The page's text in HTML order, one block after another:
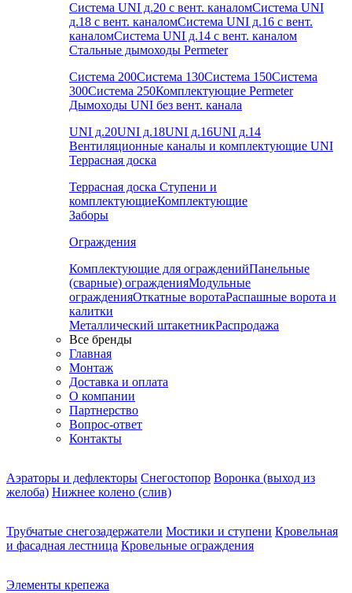
Система UNI д.20 с вент. каналомСистема UNI
д.18 с вент. каналомСистема UNI д.16 с вент.
каналомСистема UNI д.14 с вент. каналом
Стальные дымоходы Permeter
Система 200Система 130Система 150Система
300Система 250Комплектующие Permeter
Дымоходы UNI без вент. канала
UNI д.20UNI д.18UNI д.16UNI д.14
Вентиляционные каналы и комплектующие UNI
Террасная доска
Террасная доска Ступени и
комплектующиеКомплектующие
Заборы
Ограждения
Комплектующие для огражденийПанельные
(сварные) огражденияМодульные
огражденияОткатные воротаРаспашные ворота и
калитки
Металлический штакетникРаспродажа
Все бренды
Главная
Монтаж
Доставка и оплата
О компании
Партнерство
Вопрос-ответ
Контакты
Аэраторы и дефлекторы Снегостопор Воронка (выход из
желоба) Нижнее колено (слив)
Трубчатые снегозадержатели Мостики и ступени Кровельная
и фасадная лестница Кровельные ограждения
Элементы крепежа